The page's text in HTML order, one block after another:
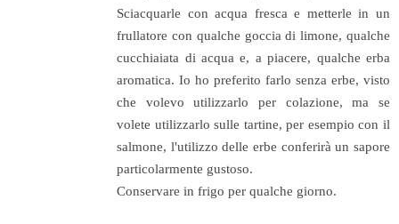
Sciacquarle con acqua fresca e metterle in un
frullatore con qualche goccia di limone, qualche
cucchiaiata di acqua e, a piacere, qualche erba
aromatica. Io ho preferito farlo senza erbe, visto
che volevo utilizzarlo per colazione, ma se
volete utilizzarlo sulle tartine, per esempio con il
salmone, l'utilizzo delle erbe conferirà un sapore
particolarmente gustoso.
Conservare in frigo per qualche giorno.